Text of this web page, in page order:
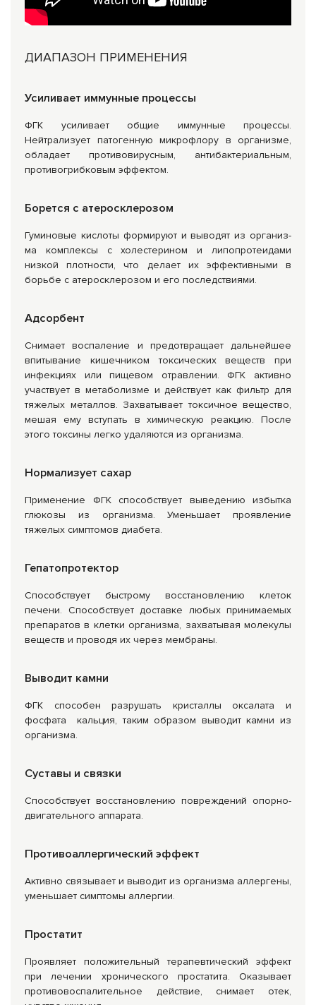
ДИАПАЗОН ПРИМЕНЕНИЯ
Усиливает иммунные процессы
ФГК усиливает общие иммунные процессы.
Нейтрализует патогенную микрофлору в организме,
обладает противовирусным, антибактериальным,
противогрибковым эффектом.
Борется с атеросклерозом
Гуминовые кислоты формируют и выводят из организ­
ма комплексы с холестерином и липопротеидами
низкой плотности, что делает их эффективными в
борьбе с атеросклерозом и его последствиями.
Адсорбент
Снимает воспаление и предотвращает дальнейшее
впитыва­ние кишечником токсических веществ при
инфекциях или пищевом отравлении. ФГК активно
участвует в метаболизме и действует как фильтр для
тяжелых металлов. Захва­тывает токсичное вещество,
мешая ему вступать в химическую реакцию. После
этого токсины легко удаляются из организма.
Нормализует сахар
Применение ФГК способствует выведению избытка
глю­козы из организма. Уменьшает проявление
тяжелых сим­птомов диабета.
Гепатопротектор
Способствует быстрому восстановлению клеток
печени. Способствует доставке любых принимаемых
препаратов в клетки организма, захватывая молекулы
веществ и проводя их через мембраны.
Выводит камни
ФГК способен разрушать кристаллы оксалата и
фосфата кальция, таким образом выводит камни из
организма.
Суставы и связки
Способствует восстановлению повреждений опорно-
двигательного аппарата.
Противоаллергический эффект
Активно связывает и выводит из организма аллергены,
уменьшает симптомы аллергии.
Простатит
Проявляет положительный терапевтический эффект
при лечении хронического простатита. Оказывает
противовоспалительное действие, снимает отек,